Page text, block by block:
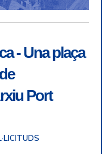
- Una plaça
Port